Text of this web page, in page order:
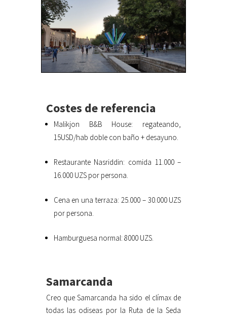
Costes de referencia
Malikjon B&B House: regateando,
15USD/hab doble con baño + desayuno.
Restaurante Nasriddin: comida 11.000 –
16.000 UZS por persona.
Cena en una terraza: 25.000 – 30.000 UZS
por persona.
Hamburguesa normal: 8000 UZS.
Samarcanda
Creo que Samarcanda ha sido el clímax de
todas las odiseas por la Ruta de la Seda